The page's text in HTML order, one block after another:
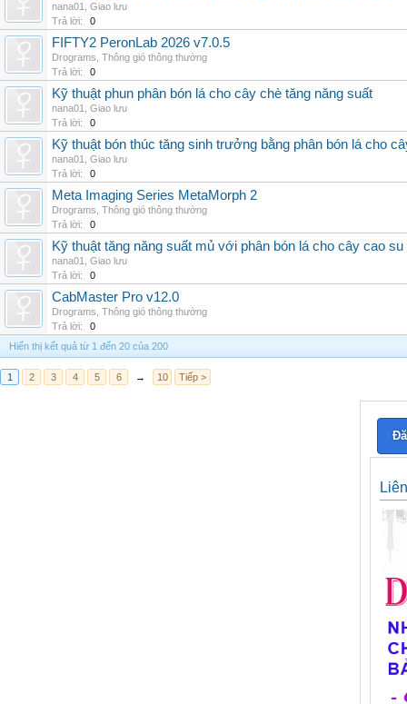
nana01
Giao lưu
Trả lời:
0
FIFTY2 PeronLab 2026 v7.0.5
Drograms Thông gió thông thường
Trả lời:
0
Kỹ thuật phun phân bón lá cho cây chè tăng năng suất
nana01
Giao lưu
Trả lời:
0
Kỹ thuật bón thúc tăng sinh trưởng bằng phân bón lá cho
nana01
Giao lưu
Trả lời:
0
Meta Imaging Series MetaMorph 2
Drograms Thông gió thông thường
Trả lời:
0
Kỹ thuật tăng năng suất mủ với phân bón lá cho cây cao su
nana01
Giao lưu
Trả lời:
0
CabMaster Pro v12.0
Drograms Thông gió thông thường
Trả lời:
0
Hiển thị kết quả từ 1 đến 20 của 200
1 2 3 4 5 6 → 10 Tiếp >